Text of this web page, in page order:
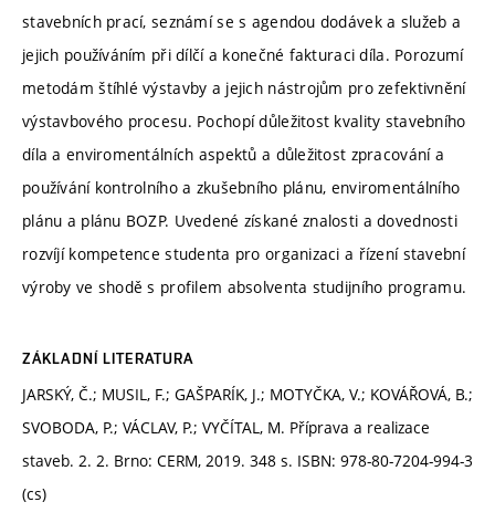
stavebních prací, seznámí se s agendou dodávek a služeb a
jejich používáním při dílčí a konečné fakturaci díla. Porozumí
metodám štíhlé výstavby a jejich nástrojům pro zefektivnění
výstavbového procesu. Pochopí důležitost kvality stavebního
díla a enviromentálních aspektů a důležitost zpracování a
používání kontrolního a zkušebního plánu, enviromentálního
plánu a plánu BOZP. Uvedené získané znalosti a dovednosti
rozvíjí kompetence studenta pro organizaci a řízení stavební
výroby ve shodě s profilem absolventa studijního programu.
ZÁKLADNÍ LITERATURA
JARSKÝ, Č.; MUSIL, F.; GAŠPARÍK, J.; MOTYČKA, V.; KOVÁŘOVÁ, B.;
SVOBODA, P.; VÁCLAV, P.; VYČÍTAL, M. Příprava a realizace
staveb. 2. 2. Brno: CERM, 2019. 348 s. ISBN: 978-80-7204-994-3
(cs)